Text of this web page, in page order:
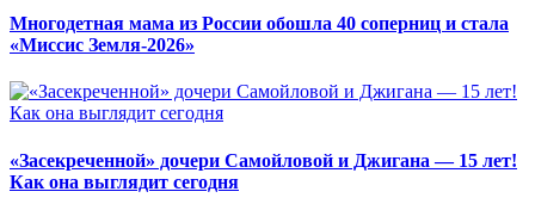
Многодетная мама из России обошла 40 соперниц и стала
«Миссис Земля-2026»
«Засекреченной» дочери Самойловой и Джигана — 15 лет!
Как она выглядит сегодня